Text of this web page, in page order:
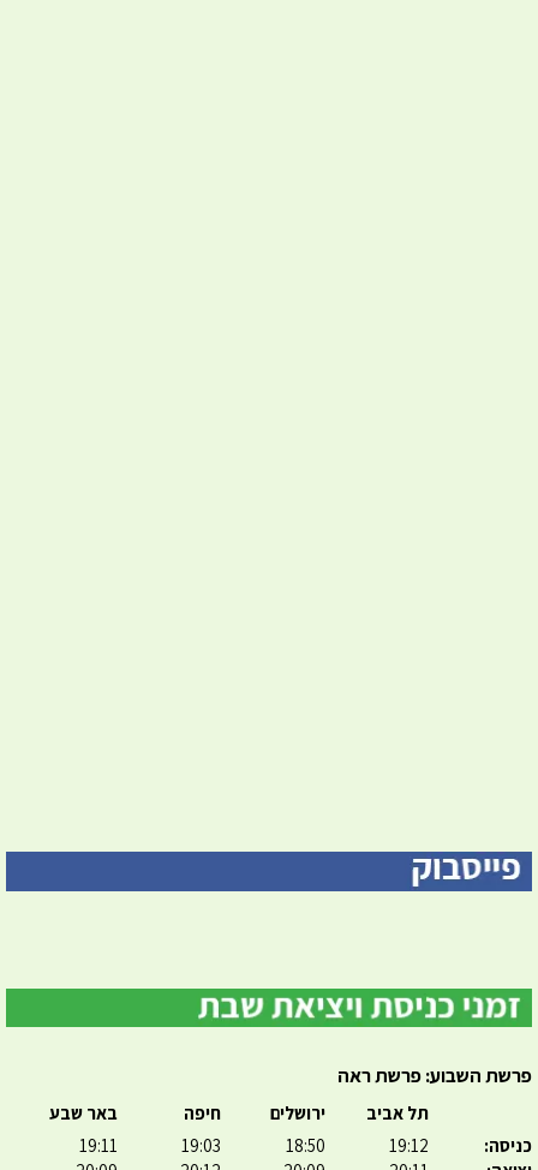
פרשת השבוע: פרשת ראה
כניסה:
תל אביב
19:12
ירושלים
18:50
חיפה
19:03
באר שבע
19:11